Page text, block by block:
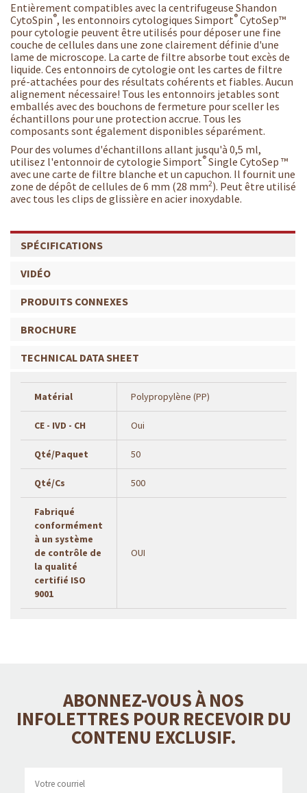
Entièrement compatibles avec la centrifugeuse Shandon
CytoSpin®, les entonnoirs cytologiques Simport® CytoSep™
pour cytologie peuvent être utilisés pour déposer une fine
couche de cellules dans une zone clairement définie d'une
lame de microscope. La carte de filtre absorbe tout excès de
liquide. Ces entonnoirs de cytologie ont les cartes de filtre
pré-attachées pour des résultats cohérents et fiables. Aucun
alignement nécessaire! Tous les entonnoirs jetables sont
emballés avec des bouchons de fermeture pour sceller les
échantillons pour une protection accrue. Tous les
composants sont également disponibles séparément.
Pour des volumes d'échantillons allant jusqu'à 0,5 ml,
utilisez l'entonnoir de cytologie Simport® Single CytoSep ™
avec une carte de filtre blanche et un capuchon. Il fournit une
zone de dépôt de cellules de 6 mm (28 mm2). Peut être utilisé
avec tous les clips de glissière en acier inoxydable.
SPÉCIFICATIONS
VIDÉO
PRODUITS CONNEXES
BROCHURE
TECHNICAL DATA SHEET
Matérial Polypropylène (PP)
CE - IVD - CH Oui
Qté/Paquet 50
Qté/Cs 500
Fabriqué
conformément
à un système
de contrôle de
la qualité
certifié ISO
9001
OUI
ABONNEZ-VOUS À NOS
INFOLETTRES POUR RECEVOIR DU
CONTENU EXCLUSIF.